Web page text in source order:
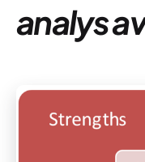
analys